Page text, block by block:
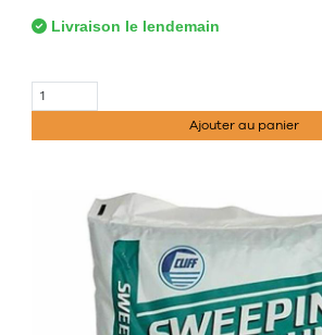
Livraison le lendemain
Ajouter au panier